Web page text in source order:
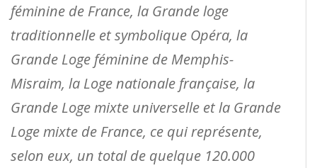
féminine de France, la Grande loge
traditionnelle et symbolique Opéra, la
Grande Loge féminine de Memphis-
Misraim, la Loge nationale française, la
Grande Loge mixte universelle et la Grande
Loge mixte de France, ce qui représente,
selon eux, un total de quelque 120.000